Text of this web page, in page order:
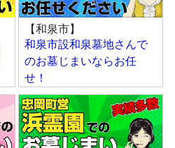
【和泉市】
和泉市設和泉墓地さんで
のお墓じまいならお任
せ！